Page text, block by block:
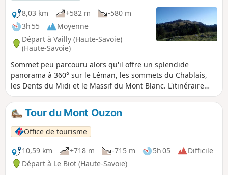
8,03 km
+582 m
-580 m
3h 55
Moyenne
Départ à Vailly (Haute-Savoie)
(Haute-Savoie)
Sommet peu parcouru alors qu'il offre un splendide
panorama à 360° sur le Léman, les sommets du Chablais,
les Dents du Midi et le Massif du Mont Blanc. L'itinéraire
comprend des parcours en forêt dans le bas et en alpage
dans le haut.
Tour du Mont Ouzon
Office de tourisme
10,59 km
+718 m -715 m 5h 05
Difficile
Départ à Le Biot (Haute-Savoie)